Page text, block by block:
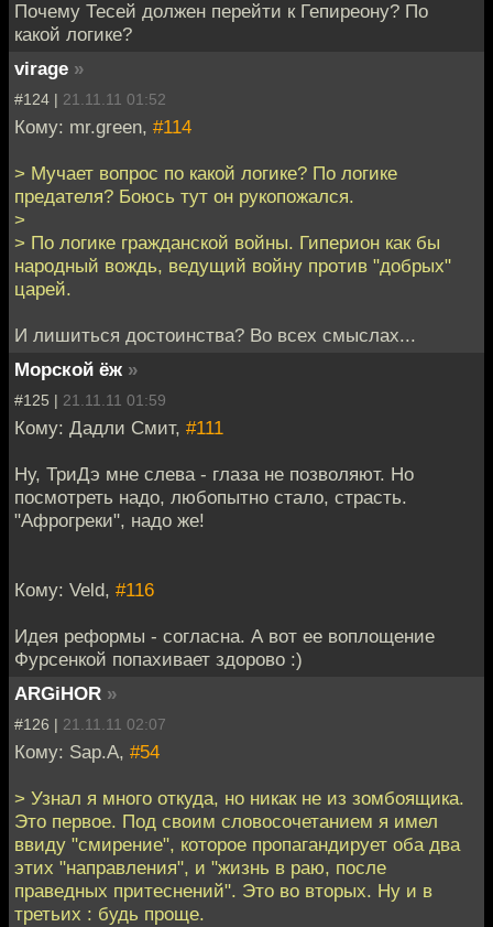
Почему Тесей должен перейти к Гепиреону? По
какой логике?
virage »
#124 | 21.11.11 01:52
Кому: mr.green, #114
> Мучает вопрос по какой логике? По логике
предателя? Боюсь тут он рукопожался.
>
> По логике гражданской войны. Гиперион как бы
народный вождь, ведущий войну против "добрых"
царей.
И лишиться достоинства? Во всех смыслах...
Морской ёж »
#125 | 21.11.11 01:59
Кому: Дадли Смит, #111
Ну, ТриДэ мне слева - глаза не позволяют. Но
посмотреть надо, любопытно стало, страсть.
"Афрогреки", надо же!
Кому: Veld, #116
Идея реформы - согласна. А вот ее воплощение
Фурсенкой попахивает здорово :)
ARGiHOR »
#126 | 21.11.11 02:07
Кому: Sap.A, #54
> Узнал я много откуда, но никак не из зомбоящика.
Это первое. Под своим словосочетанием я имел
ввиду "смирение", которое пропагандирует оба два
этих "направления", и "жизнь в раю, после
праведных притеснений". Это во вторых. Ну и в
третьих : будь проще.